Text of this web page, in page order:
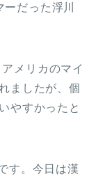
だった浮川
メリカのマイ
ましたが、個
やすかったと
す。今日は漢